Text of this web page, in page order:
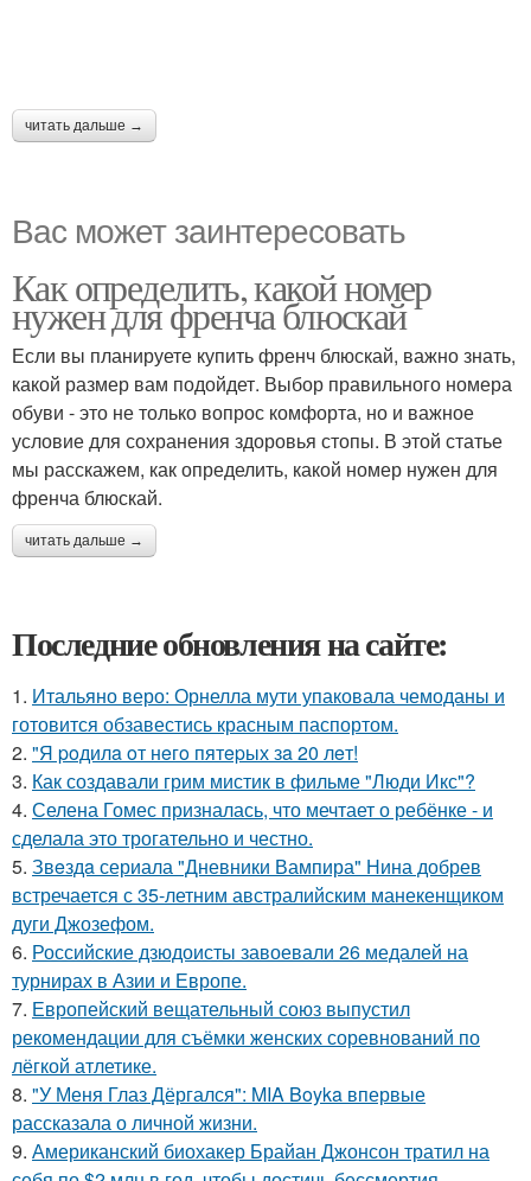
читать дальше →
Вас может заинтересовать
Как определить, какой номер
нужен для френча блюскай
Если вы планируете купить френч блюскай, важно знать,
какой размер вам подойдет. Выбор правильного номера
обуви - это не только вопрос комфорта, но и важное
условие для сохранения здоровья стопы. В этой статье
мы расскажем, как определить, какой номер нужен для
френча блюскай.
читать дальше →
Последние обновления на сайте:
1. Итальяно веро: Орнелла мути упаковала чемоданы и
готовится обзавестись красным паспортом.
2. "Я poдилa oт нeгo пятepых зa 20 лeт!
3. Как создавали грим мистик в фильме "Люди Икс"?
4. Селена Гомес призналась, что мечтает о ребёнке - и
сделала это трогательно и честно.
5. Звeздa сериала "Дневники Вампира" Нина добрев
встречается с 35-летним австралийским манекенщиком
дуги Джозефом.
6. Российские дзюдоисты завоевали 26 медалей на
турнирах в Азии и Европе.
7. Европейский вещательный союз выпустил
рекомендации для съёмки женских соревнований по
лёгкой атлетике.
8. "У Меня Глаз Дёргался": MIA Boyka впервые
рассказала о личной жизни.
9. Американский биохакер Брайан Джонсон тратил на